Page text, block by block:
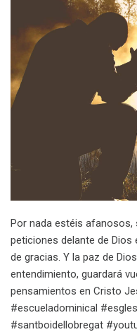
Por nada estéis
peticiones delante de
de gracias. Y la paz de
entendimiento, guardará
pensamientos en Cristo
#escueladominical
#santboidellobregat